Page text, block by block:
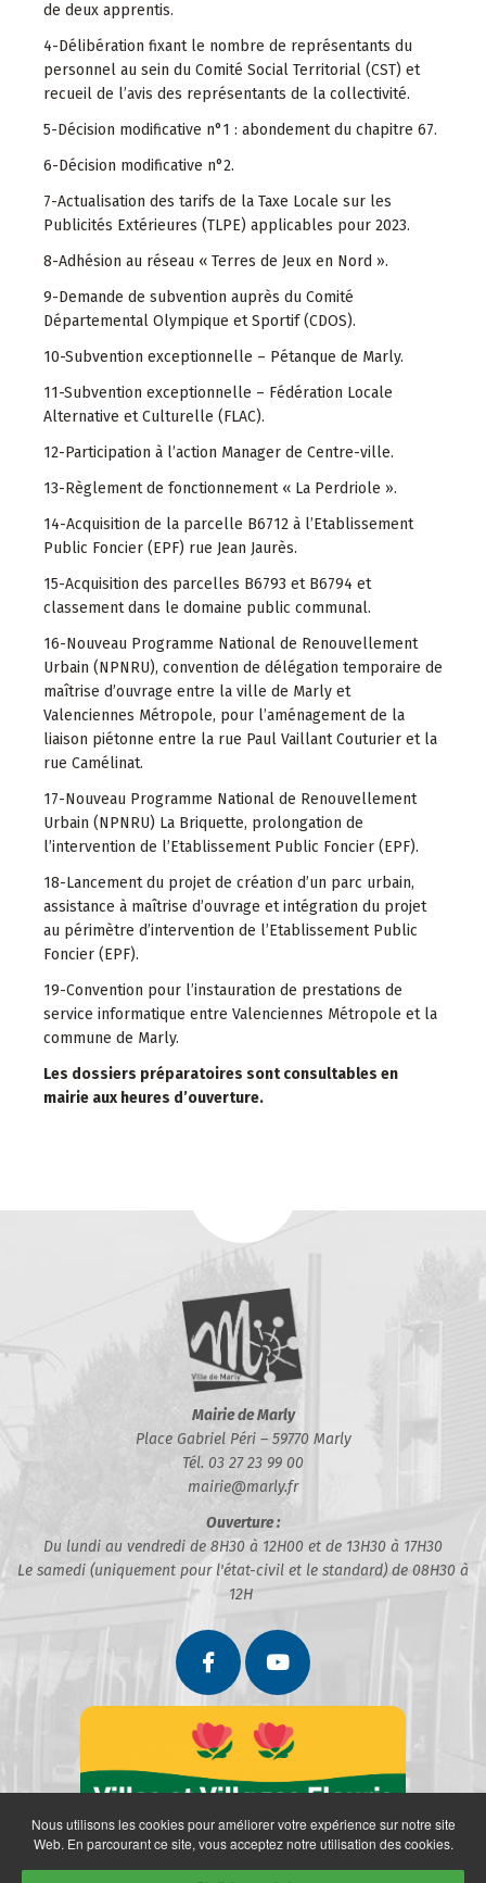
de deux apprentis.
4-Délibération fixant le nombre de représentants du
personnel au sein du Comité Social Territorial (CST) et
recueil de l’avis des représentants de la collectivité.
5-Décision modificative n°1 : abondement du chapitre 67.
6-Décision modificative n°2.
7-Actualisation des tarifs de la Taxe Locale sur les
Publicités Extérieures (TLPE) applicables pour 2023.
8-Adhésion au réseau « Terres de Jeux en Nord ».
9-Demande de subvention auprès du Comité
Départemental Olympique et Sportif (CDOS).
10-Subvention exceptionnelle – Pétanque de Marly.
11-Subvention exceptionnelle – Fédération Locale
Alternative et Culturelle (FLAC).
12-Participation à l’action Manager de Centre-ville.
13-Règlement de fonctionnement « La Perdriole ».
14-Acquisition de la parcelle B6712 à l’Etablissement
Public Foncier (EPF) rue Jean Jaurès.
15-Acquisition des parcelles B6793 et B6794 et
classement dans le domaine public communal.
16-Nouveau Programme National de Renouvellement
Urbain (NPNRU), convention de délégation temporaire de
maîtrise d’ouvrage entre la ville de Marly et
Valenciennes Métropole, pour l’aménagement de la
liaison piétonne entre la rue Paul Vaillant Couturier et la
rue Camélinat.
17-Nouveau Programme National de Renouvellement
Urbain (NPNRU) La Briquette, prolongation de
l’intervention de l’Etablissement Public Foncier (EPF).
18-Lancement du projet de création d’un parc urbain,
assistance à maîtrise d’ouvrage et intégration du projet
au périmètre d’intervention de l’Etablissement Public
Foncier (EPF).
19-Convention pour l’instauration de prestations de
service informatique entre Valenciennes Métropole et la
commune de Marly.
Les dossiers préparatoires sont consultables en
mairie aux heures d’ouverture.
Mairie de Marly
Place Gabriel Péri – 59770 Marly
Tél. 03 27 23 99 00
mairie@marly.fr
Ouverture :
Du lundi au vendredi de 8H30 à 12H00 et de 13H30 à 17H30
Le samedi (uniquement pour l'état-civil et le standard) de 08H30 à
12H
Nous utilisons les cookies pour améliorer votre expérience sur notre site
Web. En parcourant ce site, vous acceptez notre utilisation des cookies.